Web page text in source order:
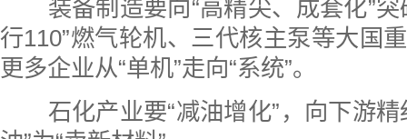
装备制造要向“高精尖、成套化”突
行110”燃气轮机、三代核主泵等大国
更多企业从“单机”走向“系统”。
石化产业要“减油增化”，向下游精